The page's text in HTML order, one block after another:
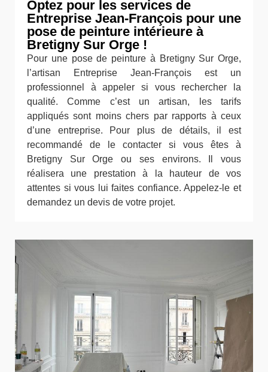
Optez pour les services de
Entreprise Jean-François pour une
pose de peinture intérieure à
Bretigny Sur Orge !
Pour une pose de peinture à Bretigny Sur Orge,
l’artisan Entreprise Jean-François est un
professionnel à appeler si vous rechercher la
qualité. Comme c’est un artisan, les tarifs
appliqués sont moins chers par rapports à ceux
d’une entreprise. Pour plus de détails, il est
recommandé de le contacter si vous êtes à
Bretigny Sur Orge ou ses environs. Il vous
réalisera une prestation à la hauteur de vos
attentes si vous lui faites confiance. Appelez-le et
demandez un devis de votre projet.